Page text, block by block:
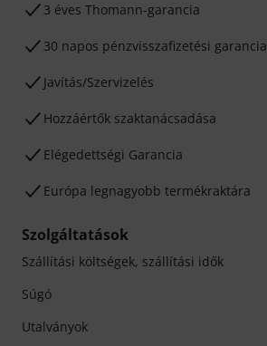
3 éves Thomann-garancia
30 napos pénzvisszafizetési garancia
Javítás/Szervizelés
Hozzáértők szaktanácsadása
Elégedettségi Garancia
Európa legnagyobb termékraktára
Szolgáltatások
Szállítási költségek, szállítási idők
Súgó
Utalványok